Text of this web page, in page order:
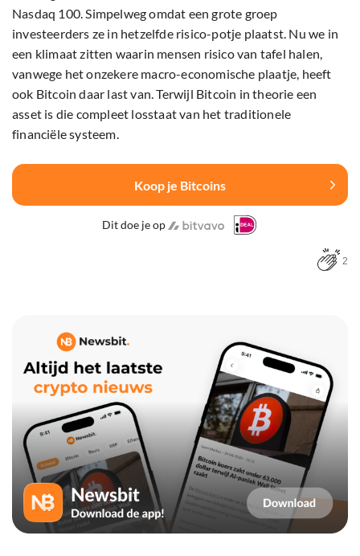
Nasdaq 100. Simpelweg omdat een grote groep
investeerders ze in hetzelfde risico-potje plaatst. Nu we in
een klimaat zitten waarin mensen risico van tafel halen,
vanwege het onzekere macro-economische plaatje, heeft
ook Bitcoin daar last van. Terwijl Bitcoin in theorie een
asset is die compleet losstaat van het traditionele
financiële systeem.
Koop je Bitcoins
Dit doe je op
2